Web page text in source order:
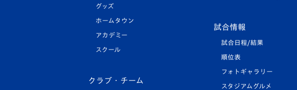
グッズ
ホームタウン
アカデミー
スクール
クラブ・チーム
試合情報
試合日程/結果
順位表
フォトギャラリー
スタジアムグルメ